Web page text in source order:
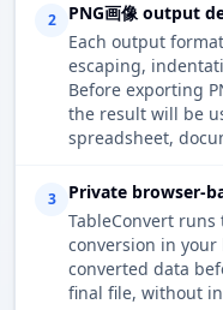
2
PNG画像 output
Each output
escaping,
Before exporting
the result will be
spreadsheet,
3
Private browser-
TableConvert
conversion in your
converted data
final file, without